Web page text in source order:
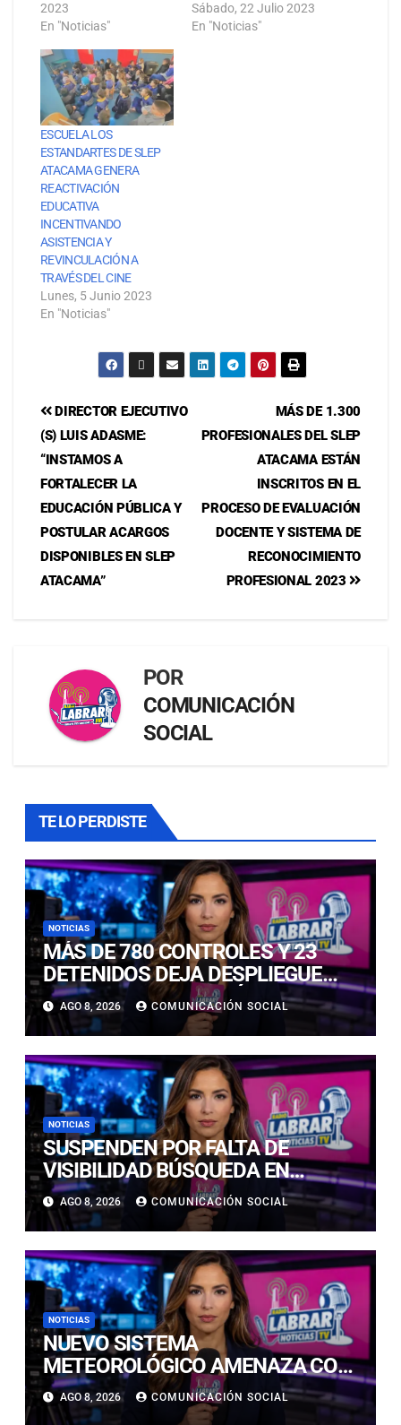
2023
En "Noticias"
Sábado, 22 Julio 2023
En "Noticias"
ESCUELA LOS
ESTANDARTES DE SLEP
ATACAMA GENERA
REACTIVACIÓN
EDUCATIVA
INCENTIVANDO
ASISTENCIA Y
REVINCULACIÓN A
TRAVÉS DEL CINE
Lunes, 5 Junio 2023
En "Noticias"
MÁS DE 1.300
PROFESIONALES DEL SLEP
ATACAMA ESTÁN
INSCRITOS EN EL
PROCESO DE EVALUACIÓN
DOCENTE Y SISTEMA DE
RECONOCIMIENTO
PROFESIONAL 2023
DIRECTOR EJECUTIVO
(S) LUIS ADASME:
“INSTAMOS A
FORTALECER LA
EDUCACIÓN PÚBLICA Y
POSTULAR ACARGOS
DISPONIBLES EN SLEP
ATACAMA”
POR
COMUNICACIÓN
SOCIAL
TE LO PERDISTE
NOTICIAS
MÁS DE 780 CONTROLES Y 23
DETENIDOS DEJA DESPLIEGUE
POLICIAL EN COPIAPÓ Y CALDERA
AGO 8, 2026 COMUNICACIÓN SOCIAL
NOTICIAS
SUSPENDEN POR FALTA DE
VISIBILIDAD BÚSQUEDA EN
CALDERILLA: OPERATIVO SE
RETOMARÁ ESTE DOMINGO
AGO 8, 2026 COMUNICACIÓN SOCIAL
NOTICIAS
NUEVO SISTEMA
METEOROLÓGICO AMENAZA CON
LLUVIAS, NIEVE Y TORMENTAS
ELÉCTRICAS EN ATACAMA
AGO 8, 2026 COMUNICACIÓN SOCIAL